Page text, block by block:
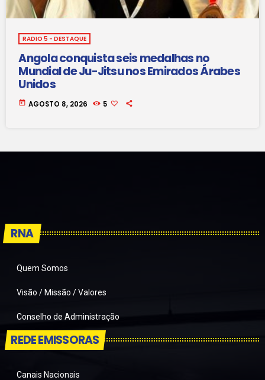
RADIO 5 - DESTAQUE
Angola conquista seis medalhas no
Mundial de Ju-Jitsu nos Emirados Árabes
Unidos
today AGOSTO 8, 2026 5
RNA
Quem Somos
Visão / Missão / Valores
Conselho de Administração
REDE EMISSORAS
Canais Nacionais